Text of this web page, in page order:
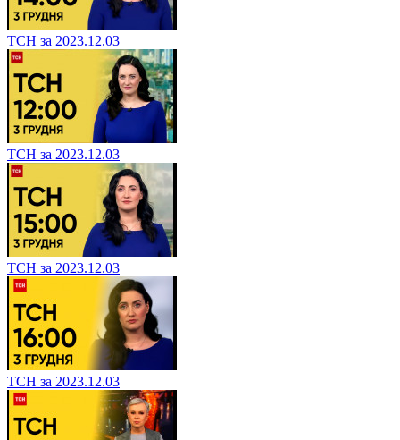
ТСН за 2023.12.03
ТСН за 2023.12.03
ТСН за 2023.12.03
ТСН за 2023.12.03